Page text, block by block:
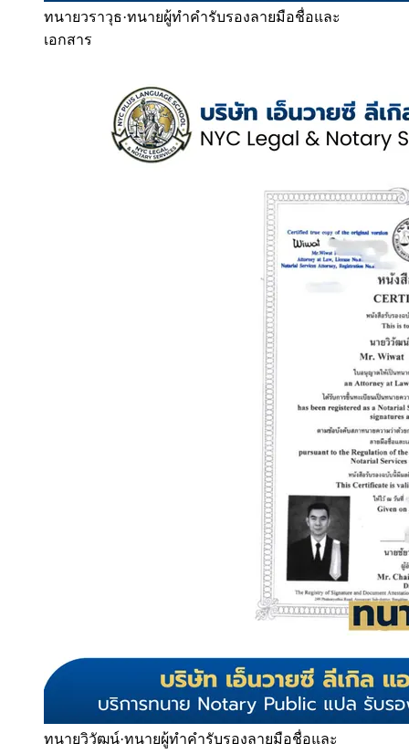
ทนายวราวุธ·ทนายผู้ทำคำรับรองลายมือชื่อและ
เอกสาร
ทนายวิวัฒน์·ทนายผู้ทำคำรับรองลายมือชื่อและ